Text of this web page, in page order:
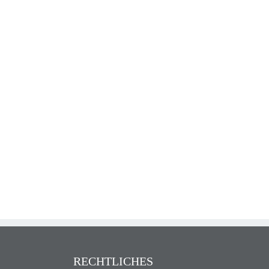
RECHTLICHES